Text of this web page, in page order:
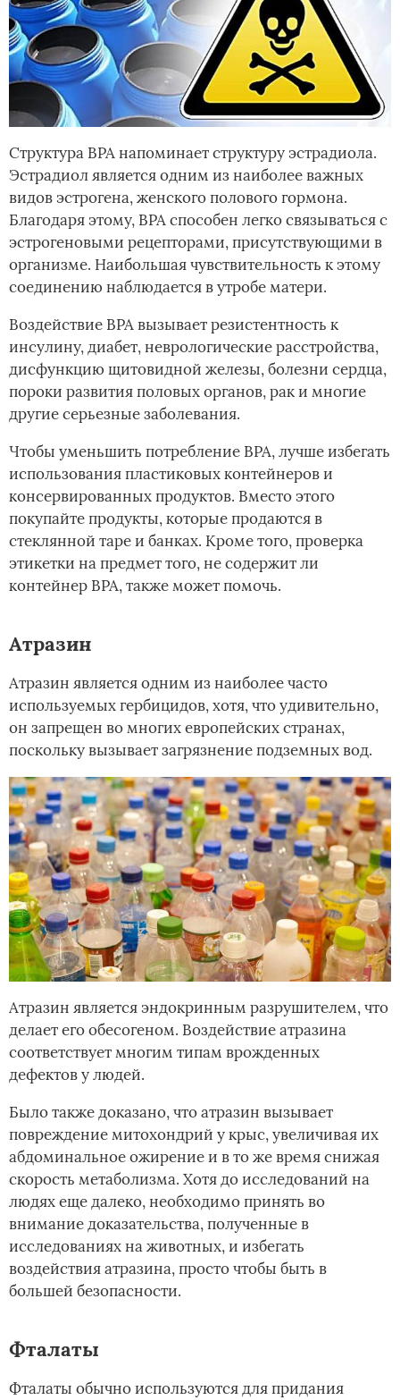
Структура BPA напоминает структуру эстрадиола.
Эстрадиол является одним из наиболее важных
видов эстрогена, женского полового гормона.
Благодаря этому, BPA способен легко связываться с
эстрогеновыми рецепторами, присутствующими в
организме. Наибольшая чувствительность к этому
соединению наблюдается в утробе матери.
Воздействие BPA вызывает резистентность к
инсулину, диабет, неврологические расстройства,
дисфункцию щитовидной железы, болезни сердца,
пороки развития половых органов, рак и многие
другие серьезные заболевания.
Чтобы уменьшить потребление BPA, лучше избегать
использования пластиковых контейнеров и
консервированных продуктов. Вместо этого
покупайте продукты, которые продаются в
стеклянной таре и банках. Кроме того, проверка
этикетки на предмет того, не содержит ли
контейнер BPA, также может помочь.
Атразин
Атразин является одним из наиболее часто
используемых гербицидов, хотя, что удивительно,
он запрещен во многих европейских странах,
поскольку вызывает загрязнение подземных вод.
Атразин является эндокринным разрушителем, что
делает его обесогеном. Воздействие атразина
соответствует многим типам врожденных
дефектов у людей.
Было также доказано, что атразин вызывает
повреждение митохондрий у крыс, увеличивая их
абдоминальное ожирение и в то же время снижая
скорость метаболизма. Хотя до исследований на
людях еще далеко, необходимо принять во
внимание доказательства, полученные в
исследованиях на животных, и избегать
воздействия атразина, просто чтобы быть в
большей безопасности.
Фталаты
Фталаты обычно используются для придания